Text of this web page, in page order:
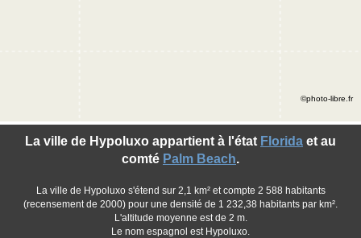
La ville de Hypoluxo appartient à l'état Florida et au
comté Palm Beach.
La ville de Hypoluxo s'étend sur 2,1 km² et compte 2 588 habitants
(recensement de 2000) pour une densité de 1 232,38 habitants par km².
L'altitude moyenne est de 2 m.
Le nom espagnol est Hypoluxo.
©photo-libre.fr